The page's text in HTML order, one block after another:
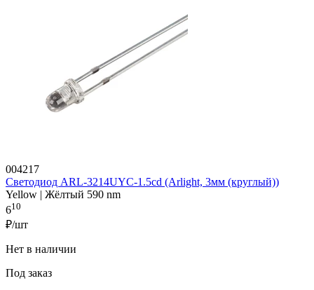
004217
Светодиод ARL-3214UYC-1.5cd (Arlight, 3мм (круглый))
Yellow | Жёлтый 590 nm
610
₽/шт
Нет в наличии
Под заказ